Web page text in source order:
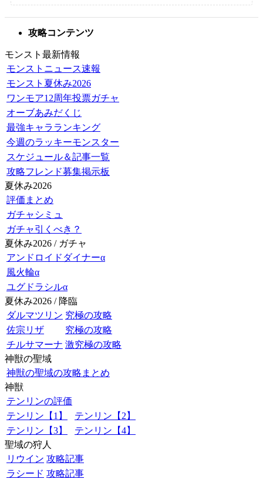
攻略コンテンツ
モンスト最新情報
モンストニュース速報
モンスト夏休み2026
ワンモア12周年投票ガチャ
オーブあみだくじ
最強キャラランキング
今週のラッキーモンスター
スケジュール＆記事一覧
攻略フレンド募集掲示板
夏休み2026
評価まとめ
ガチャシミュ
ガチャ引くべき？
夏休み2026 / ガチャ
アンドロイドダイナーα
風火輪α
ユグドラシルα
夏休み2026 / 降臨
ダルマツリン 究極の攻略
佐宗リザ
究極の攻略
チルサマーナ 激究極の攻略
神獣の聖域
神獣の聖域の攻略まとめ
神獣
テンリンの評価
テンリン【1】
テンリン【2】
テンリン【3】
テンリン【4】
聖域の狩人
リウイン 攻略記事
ラシード 攻略記事